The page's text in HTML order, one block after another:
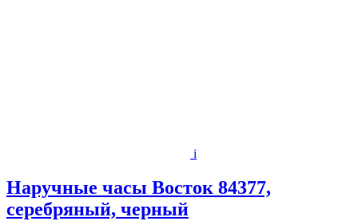
i
Наручные часы Восток 84377,
серебряный, черный